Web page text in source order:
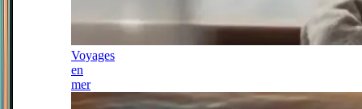
Voyages
en
mer